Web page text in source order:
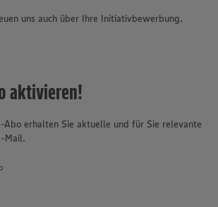
uns auch über Ihre Initiativbewerbung.
aktivieren!
Abo erhalten Sie aktuelle und für Sie relevante
Mail.